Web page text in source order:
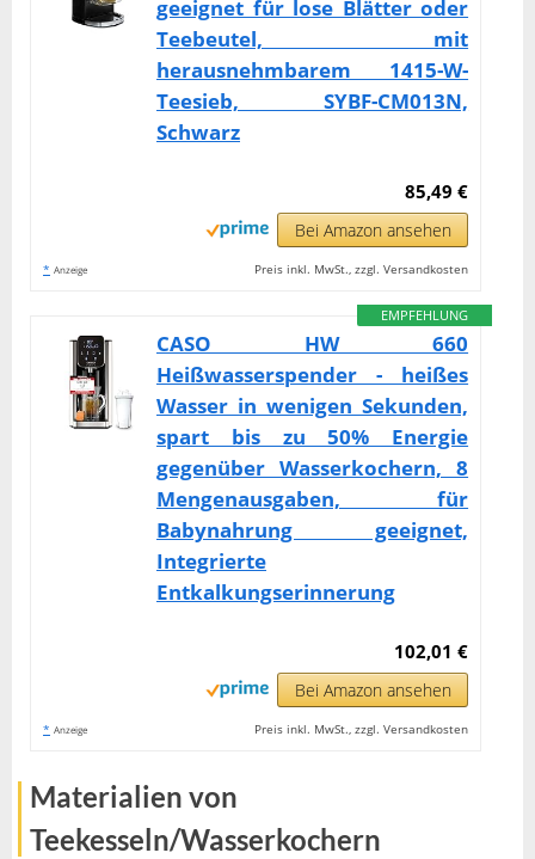
geeignet für lose Blätter oder
Teebeutel, mit
herausnehmbarem 1415-W-
Teesieb, SYBF-CM013N,
Schwarz
85,49 €
Bei Amazon ansehen
* Anzeige Preis inkl. MwSt., zzgl. Versandkosten
EMPFEHLUNG
CASO HW 660
Heißwasserspender - heißes
Wasser in wenigen Sekunden,
spart bis zu 50% Energie
gegenüber Wasserkochern, 8
Mengenausgaben, für
Babynahrung geeignet,
Integrierte
Entkalkungserinnerung
102,01 €
Bei Amazon ansehen
* Anzeige Preis inkl. MwSt., zzgl. Versandkosten
Materialien von
Teekesseln/Wasserkochern